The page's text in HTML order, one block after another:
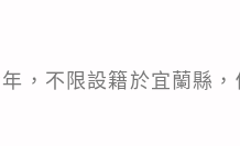
，不限設籍於宜蘭縣，